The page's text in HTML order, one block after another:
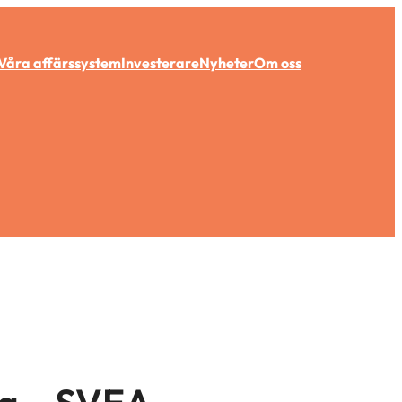
affärssystemInvesterareNyheterOm oss